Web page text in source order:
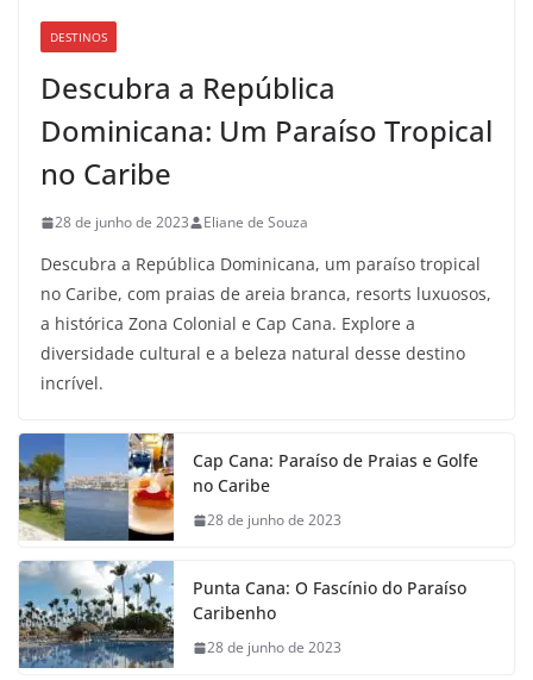
DESTINOS
Descubra a República
Dominicana: Um Paraíso Tropical
no Caribe
28 de junho de 2023 Eliane de Souza
Descubra a República Dominicana, um paraíso tropical
no Caribe, com praias de areia branca, resorts luxuosos,
a histórica Zona Colonial e Cap Cana. Explore a
diversidade cultural e a beleza natural desse destino
incrível.
Cap Cana: Paraíso de Praias e Golfe
no Caribe
28 de junho de 2023
Punta Cana: O Fascínio do Paraíso
Caribenho
28 de junho de 2023